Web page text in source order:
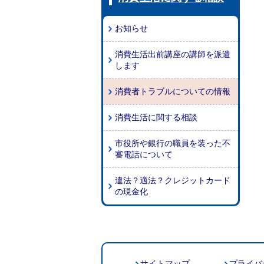
お知らせ
消費生活出前講座の講師を派遣
します
消費者トラブルについての情報
消費生活に関する相談
市役所や銀行の職員を装った不
審電話について
違法？適法？クレジットカード
の現金化